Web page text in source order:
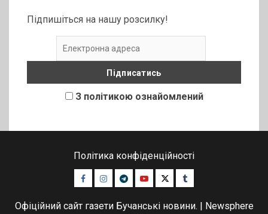
Підпишіться на нашу розсилку!
З політикою ознайомлений
Політика конфіденційності
Facebook
Instagram
TelegramYoutubeTwitterTumblr
Офіційний сайт газети Бучанські новини.
Newsphere